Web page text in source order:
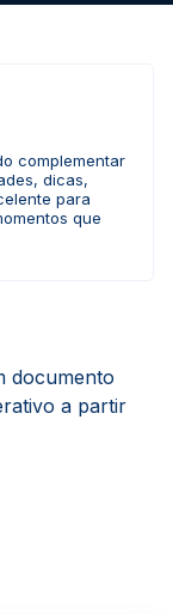
complementar
dicas,
para
que
documento
a partir